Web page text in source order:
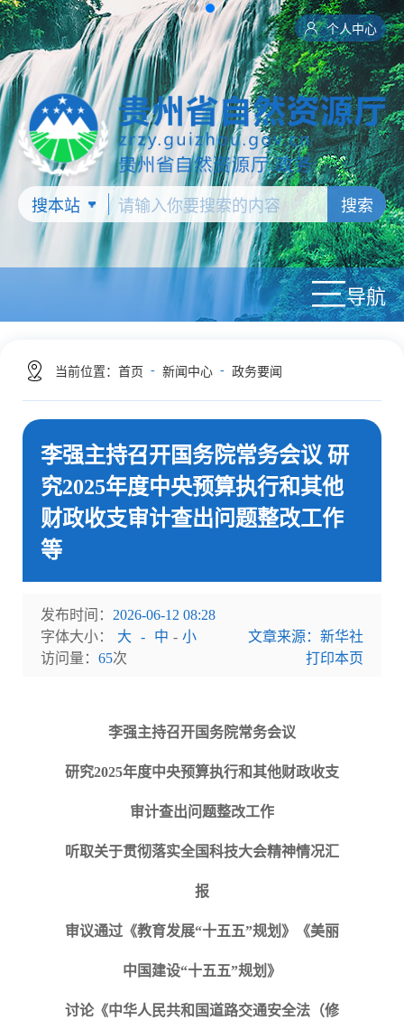
个人中心
搜索
导航
当前位置： 首页 - 新闻中心 - 政务要闻
李强主持召开国务院常务会议 研
究2025年度中央预算执行和其他
财政收支审计查出问题整改工作
等
发布时间： 2026-06-12 08:28
字体大小：
大 - 中 - 小
文章来源：新华社
访问量： 65次 打印本页
李强主持召开国务院常务会议
研究2025年度中央预算执行和其他财政收支
审计查出问题整改工作
听取关于贯彻落实全国科技大会精神情况汇
报
审议通过《教育发展“十五五”规划》《美丽
中国建设“十五五”规划》
讨论《中华人民共和国道路交通安全法（修